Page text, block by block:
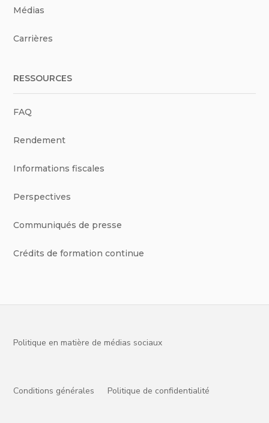
Médias
Carrières
RESSOURCES
FAQ
Rendement
Informations fiscales
Perspectives
Communiqués de presse
Crédits de formation continue
Politique en matière de médias sociaux
Conditions générales Politique de confidentialité